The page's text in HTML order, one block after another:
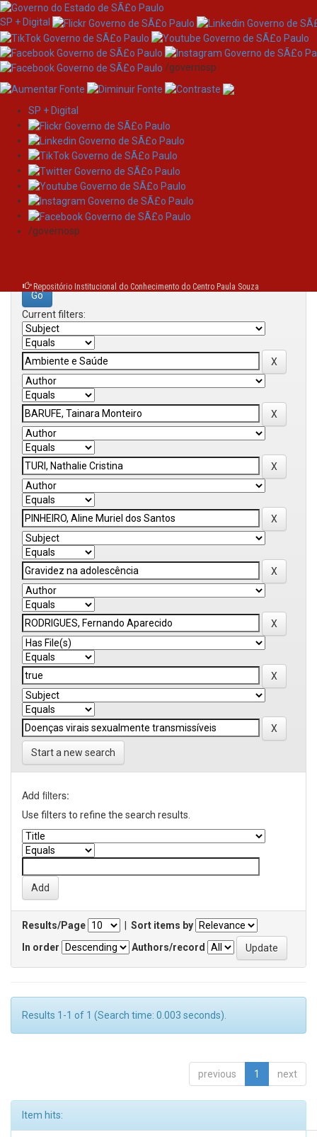
Skip
navigation
SP + Digital
/governosp
SP + Digital
/governosp
Repositório Institucional do Conhecimento do Centro Paula Souza
Search
Search:
Current filters:
Start a new search
Add filters:
Use filters to refine the search results.
Results/Page
Sort items by
In order
Authors/record
Results 1-1 of 1 (Search time: 0.003 seconds).
previous 1 next
Item hits: